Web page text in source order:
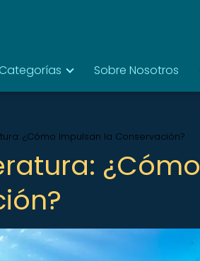
Categorías Sobre Nosotros
¿Cómo Impulsan la Conservación?
¿Cómo